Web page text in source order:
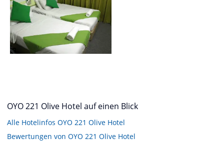
OYO 221 Olive Hotel auf einen Blick
Alle Hotelinfos OYO 221 Olive Hotel
Bewertungen von OYO 221 Olive Hotel